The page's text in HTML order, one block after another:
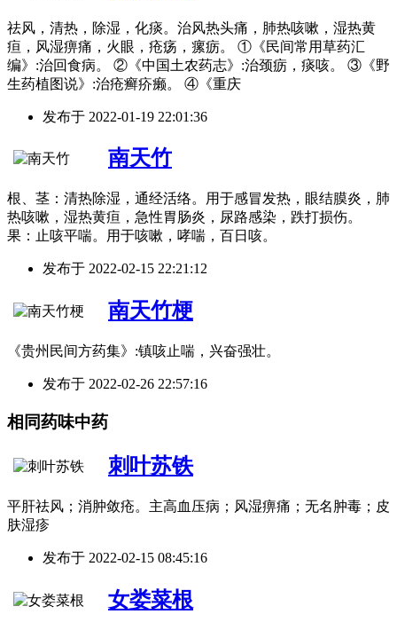
祛风，清热，除湿，化痰。治风热头痛，肺热咳嗽，湿热黄
疸，风湿痹痛，火眼，疮疡，瘰疬。 ①《民间常用草药汇
编》:治回食病。 ②《中国土农药志》:治颈疬，痰咳。 ③《野
生药植图说》:治疮癣疥癞。 ④《重庆
发布于 2022-01-19 22:01:36
南天竹
根、茎：清热除湿，通经活络。用于感冒发热，眼结膜炎，肺
热咳嗽，湿热黄疸，急性胃肠炎，尿路感染，跌打损伤。
果：止咳平喘。用于咳嗽，哮喘，百日咳。
发布于 2022-02-15 22:21:12
南天竹梗
《贵州民间方药集》:镇咳止喘，兴奋强壮。
发布于 2022-02-26 22:57:16
相同药味中药
刺叶苏铁
平肝祛风；消肿敛疮。主高血压病；风湿痹痛；无名肿毒；皮
肤湿疹
发布于 2022-02-15 08:45:16
女娄菜根